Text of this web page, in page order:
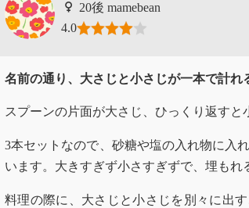
mamebean
4.0
名前の通り、大さじと小さじが一本で計れ
スプーンの片面が大さじ、ひっくり返すと
3本セットなので、砂糖や塩の入れ物に入
います。大きすぎず小さすぎずで、埋もれ
料理の際に、大さじと小さじを別々に出